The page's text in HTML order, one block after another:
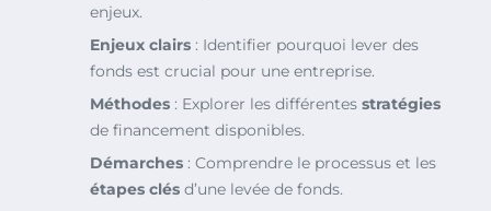
enjeux.
Enjeux clairs : Identifier pourquoi lever des
fonds est crucial pour une entreprise.
Méthodes : Explorer les différentes stratégies
de financement disponibles.
Démarches : Comprendre le processus et les
étapes clés d’une levée de fonds.